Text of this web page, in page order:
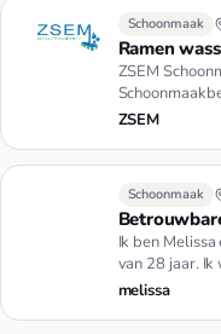
Schoonmaak
Ramen
ZSEM
Marcel
ZSEM
Schoonmaak
Ik ben
van 28 jaar. Ik
hulp…
melissa